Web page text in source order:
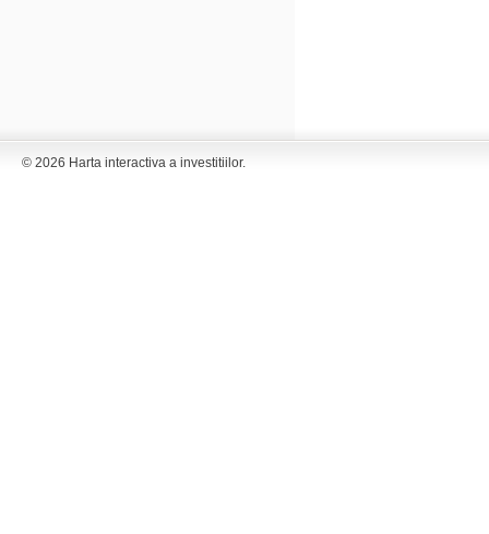
© 2026 Harta interactiva a investitiilor.